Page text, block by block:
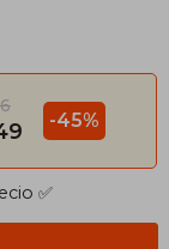
-45%
✅